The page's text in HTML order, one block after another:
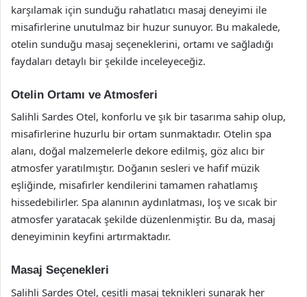
karşılamak için sunduğu rahatlatıcı masaj deneyimi ile
misafirlerine unutulmaz bir huzur sunuyor. Bu makalede,
otelin sunduğu masaj seçeneklerini, ortamı ve sağladığı
faydaları detaylı bir şekilde inceleyeceğiz.
Otelin Ortamı ve Atmosferi
Salihli Sardes Otel, konforlu ve şık bir tasarıma sahip olup,
misafirlerine huzurlu bir ortam sunmaktadır. Otelin spa
alanı, doğal malzemelerle dekore edilmiş, göz alıcı bir
atmosfer yaratılmıştır. Doğanın sesleri ve hafif müzik
eşliğinde, misafirler kendilerini tamamen rahatlamış
hissedebilirler. Spa alanının aydınlatması, loş ve sıcak bir
atmosfer yaratacak şekilde düzenlenmiştir. Bu da, masaj
deneyiminin keyfini artırmaktadır.
Masaj Seçenekleri
Salihli Sardes Otel, çeşitli masaj teknikleri sunarak her